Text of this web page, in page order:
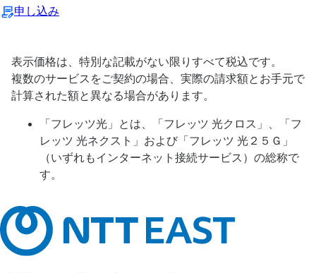
申し込み
表示価格は、特別な記載がない限りすべて税込です。
複数のサービスをご契約の場合、実際の請求額とお手元で
計算された額と異なる場合があります。
「フレッツ光」とは、「フレッツ 光クロス」、「フ
レッツ 光ネクスト」および「フレッツ 光２５Ｇ」
（いずれもインターネット接続サービス）の総称で
す。